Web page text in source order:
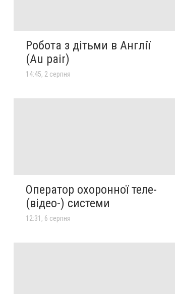
Робота з дітьми в Англії
(Au pair)
14:45, 2 серпня
Оператор охоронної теле-
(відео-) системи
12:31, 6 серпня